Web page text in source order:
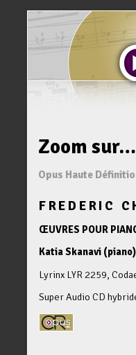
Zoom sur…
Opus Haute
FREDERIC
ŒUVRES POUR
Katia Skanavi (piano)
Lyrinx LYR 2259,
Super Audio CD